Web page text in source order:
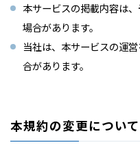
本サービスの掲載内容は
場合があります。
当社は、本サービスの運
合があります。
本規約の変更について